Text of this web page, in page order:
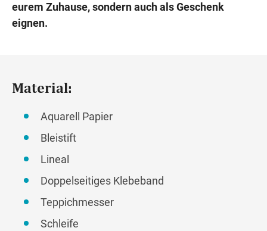
eurem Zuhause, sondern auch als Geschenk
eignen.
Material:
Aquarell Papier
Bleistift
Lineal
Doppelseitiges Klebeband
Teppichmesser
Schleife